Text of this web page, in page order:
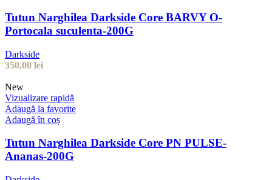
Tutun Narghilea Darkside Core BARVY O-
Portocala suculenta-200G
Darkside
350,00 lei
New
Vizualizare rapidă
Adaugă la favorite
Adaugă în coș
Tutun Narghilea Darkside Core PN PULSE-
Ananas-200G